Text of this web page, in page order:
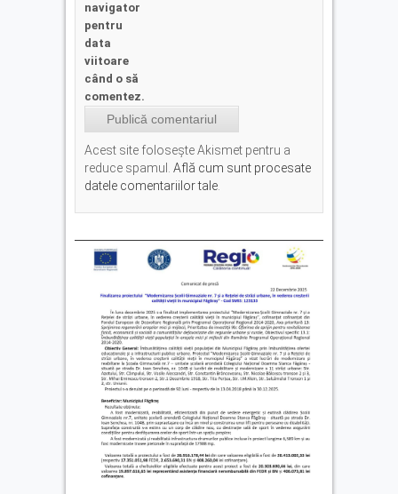
navigator
pentru
data
viitoare
când o să
comentez.
Acest site folosește Akismet pentru a
reduce spamul. Află cum sunt procesate
datele comentariilor tale